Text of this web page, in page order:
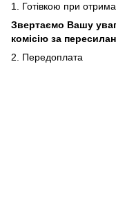
1. Готівкою при
Звертаємо Вашу
комісію за
2. Передоплата